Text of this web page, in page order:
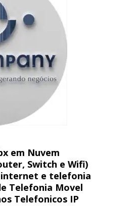
em Nuvem
Switch e Wifi)
internet e telefonia
Telefonia Movel
Telefonicos IP